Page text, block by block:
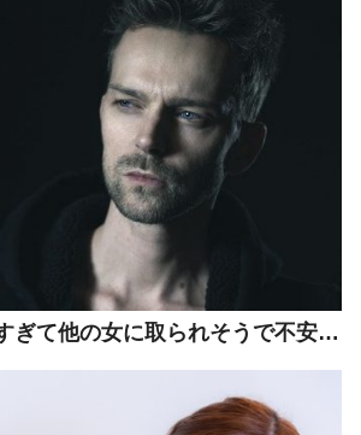
ぎて他の女に取られそうで不安…